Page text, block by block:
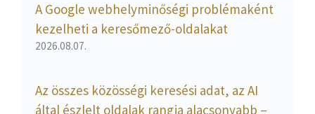
A Google webhelyminőségi problémaként
kezelheti a keresőmező-oldalakat
2026.08.07.
Az összes közösségi keresési adat, az AI
által észlelt oldalak rangja alacsonyabb –